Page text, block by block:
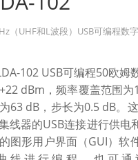
（UHF和L波段）USB可编程数
102 USB可编程50欧姆
dBm，频率覆盖范围为
63 dB，步长为0.5 dB。
线器的USB连接进行供电
图形用户界面（GUI）软